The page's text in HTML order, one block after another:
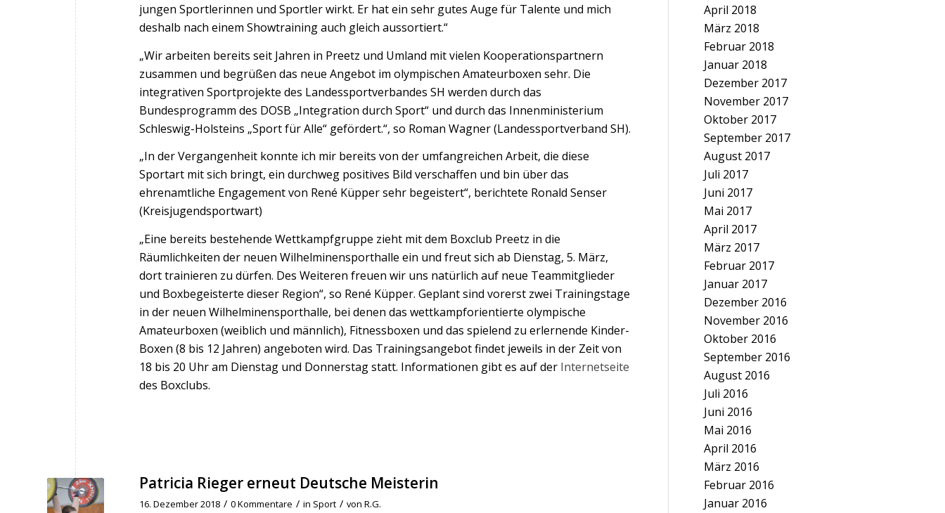
jungen Sportlerinnen und Sportler wirkt. Er hat ein sehr gutes Auge für Talente und mich
deshalb nach einem Showtraining auch gleich aussortiert.“
„Wir arbeiten bereits seit Jahren in Preetz und Umland mit vielen Kooperationspartnern
zusammen und begrüßen das neue Angebot im olympischen Amateurboxen sehr. Die
integrativen Sportprojekte des Landessportverbandes SH werden durch das
Bundesprogramm des DOSB „Integration durch Sport“ und durch das Innenministerium
Schleswig-Holsteins „Sport für Alle“ gefördert.“, so Roman Wagner (Landessportverband SH).
„In der Vergangenheit konnte ich mir bereits von der umfangreichen Arbeit, die diese
Sportart mit sich bringt, ein durchweg positives Bild verschaffen und bin über das
ehrenamtliche Engagement von René Küpper sehr begeistert“, berichtete Ronald Senser
(Kreisjugendsportwart)
„Eine bereits bestehende Wettkampfgruppe zieht mit dem Boxclub Preetz in die
Räumlichkeiten der neuen Wilhelminensporthalle ein und freut sich ab Dienstag, 5. März,
dort trainieren zu dürfen. Des Weiteren freuen wir uns natürlich auf neue Teammitglieder
und Boxbegeisterte dieser Region“, so René Küpper. Geplant sind vorerst zwei Trainingstage
in der neuen Wilhelminensporthalle, bei denen das wettkampforientierte olympische
Amateurboxen (weiblich und männlich), Fitnessboxen und das spielend zu erlernende Kinder-
Boxen (8 bis 12 Jahren) angeboten wird. Das Trainingsangebot findet jeweils in der Zeit von
18 bis 20 Uhr am Dienstag und Donnerstag statt. Informationen gibt es auf der Internetseite
des Boxclubs.
Patricia Rieger erneut Deutsche Meisterin
16. Dezember 2018 / 0 Kommentare / in Sport / von R.G.
April 2018
März 2018
Februar 2018
Januar 2018
Dezember 2017
November 2017
Oktober 2017
September 2017
August 2017
Juli 2017
Juni 2017
Mai 2017
April 2017
März 2017
Februar 2017
Januar 2017
Dezember 2016
November 2016
Oktober 2016
September 2016
August 2016
Juli 2016
Juni 2016
Mai 2016
April 2016
März 2016
Februar 2016
Januar 2016